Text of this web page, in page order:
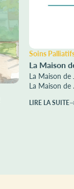
Soins
La Maison
La Maison de
La Maison de
LIRE LA SUITE